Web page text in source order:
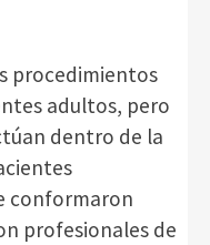
procedimientos
adultos, pero
dentro de la
conformaron
profesionales de